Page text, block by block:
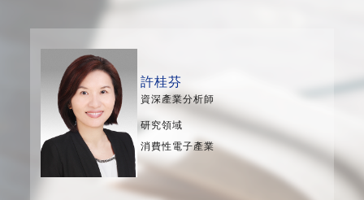
許桂芬
資深產業分析師
研究領域
消費性電子產業